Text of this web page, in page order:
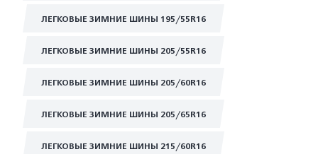
ЛЕГКОВЫЕ ЗИМНИЕ ШИНЫ 195/55R16
ЛЕГКОВЫЕ ЗИМНИЕ ШИНЫ 205/55R16
ЛЕГКОВЫЕ ЗИМНИЕ ШИНЫ 205/60R16
ЛЕГКОВЫЕ ЗИМНИЕ ШИНЫ 205/65R16
ЛЕГКОВЫЕ ЗИМНИЕ ШИНЫ 215/60R16